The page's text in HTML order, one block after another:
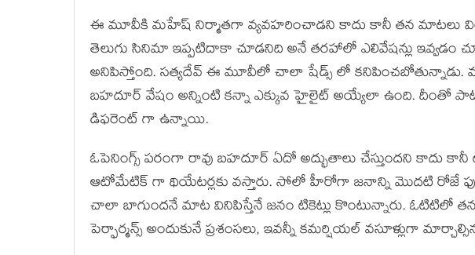
ఈ మూవీకి మహేష్ నిర్మాతగా వ్యవహరించాడని కాదు కానీ తన మాటలు
తెలుగు సినిమా ఇప్పటిదాకా చూడనిది అనే తరహాలో ఎలివేషన్లు
అనిపిస్తోంది. సత్యదేవ్ ఈ మూవీలో చాలా షేడ్స్ లో కనిపించబోతున్నాడు.
బహదూర్ వేషం అన్నింటి కన్నా ఎక్కువ హైలైట్ అయ్యేలా ఉంది. దీంతో
డిఫరెంట్ గా ఉన్నాయి.
ఓపెనింగ్స్ పరంగా రావు బహదూర్ ఏదో అద్భుతాలు చేస్తుందని కాదు కానీ
ఆటోమేటిక్ గా థియేటర్లకు వస్తారు. సోలో హీరోగా జనాన్ని మొదటి రోజే
చాలా బాగుందనే మాట వినిపిస్తేనే జనం టికెట్లు కొంటున్నారు. ఓటిటిలో
పెర్ఫార్మన్స్ అందుకునే ప్రశంసలు, ఇవన్నీ కమర్షియల్ వసూళ్లుగా